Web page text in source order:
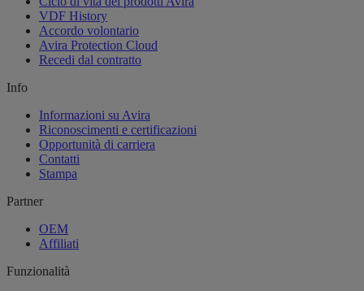
VDF History
Accordo volontario
Avira Protection Cloud
Recedi dal contratto
Info
Informazioni su Avira
Riconoscimenti e certificazioni
Opportunità di carriera
Contatti
Stampa
Partner
OEM
Affiliati
Funzionalità